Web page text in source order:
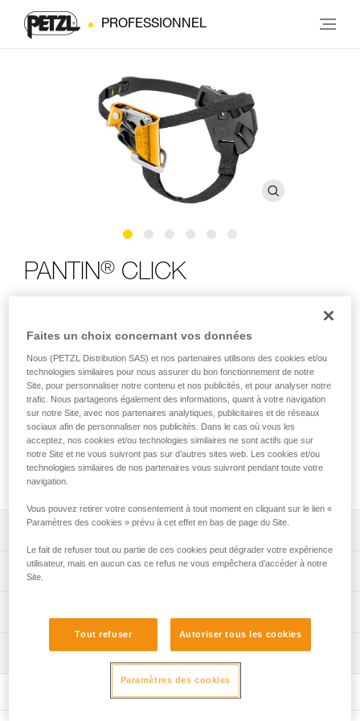
PROFESSIONNEL
PANTIN® CLICK
vos remontées sur corde plus efficaces et moins fatigantes.
Il s'utilise en complément d'un bloqueur CROLL,
ASCENSION ou ASCENTREE. Il est équipé d'un système de
réglage à cliquet, simple et rapide, qui vous permet un
réglage précis et un maintien optimal sur le pied. Équipé
d'un taquet, il permet d'installer la corde facilement et de la
maintenir dans l'appareil lors des remontées. PANTIN CLICK
est disponible en version pied droit ou pied gauche.
Conçu pour rendre vos remontées sur corde plus rapides
et moins fatigantes :
- conception qui facilite le coulissement de la corde dès
- gâchette à picots avec fente d’évacuation pour optimiser
le fonctionnement, quelles que soient les conditions
(corde gelée, boue...),
Spécifications techniques
haute densité, polyuréthane
Compatibilité corde: 7 à 13 mm
Spécifications référence(s)
Inspection
Faites un choix concernant vos données
Nous (PETZL Distribution SAS) et nos partenaires utilisons des cookies et/ou
technologies similaires pour nous assurer du bon fonctionnement de notre
Site, pour personnaliser notre contenu et nos publicités, et pour analyser notre
trafic. Nous partageons également des informations, quant à votre navigation
sur notre Site, avec nos partenaires analytiques, publicitaires et de réseaux
sociaux afin de personnaliser nos publicités. Dans le cas où vous les
acceptez, nos cookies et/ou technologies similaires ne sont actifs que sur
notre Site et ne vous suivront pas sur d’autres sites web. Les cookies et/ou
technologies similaires de nos partenaires vous suivront pendant toute votre
navigation.
Vous pouvez retirer votre consentement à tout moment en cliquant sur le lien «
Paramètres des cookies » prévu à cet effet en bas de page du Site.
Le fait de refuser tout ou partie de ces cookies peut dégrader votre expérience
utilisateur, mais en aucun cas ce refus ne vous empêchera d’accéder à notre
Site.
Tout refuser Autoriser tous les cookies
Paramètres des cookies